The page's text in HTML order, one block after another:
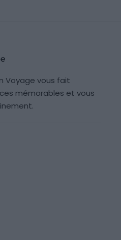
Voyage vous fait
mémorables et vous